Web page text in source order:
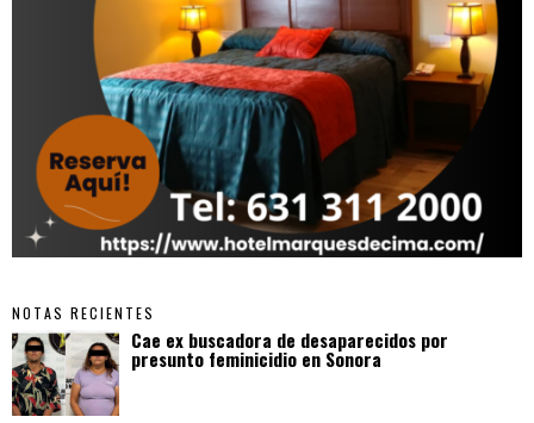
NOTAS RECIENTES
Cae ex buscadora de desaparecidos por
presunto feminicidio en Sonora